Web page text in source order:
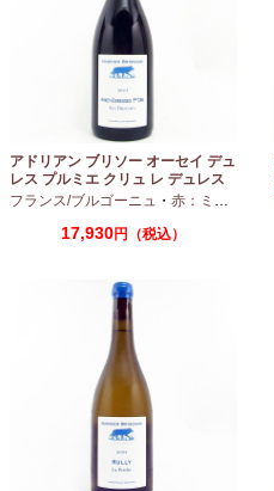
アドリアン ブリソー オーセイ デュ
レス プルミエ クリュ レ デュレス
2024 750ml
フランス/ブルゴーニュ ・ 赤：ミディアムボディ
17,930円（税込）